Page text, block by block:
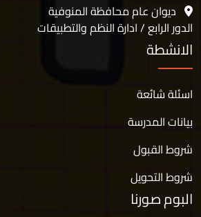
ديوان عام محافظة المنوفية
الدور الرابع / ادارة النظم والتطبيقات
الانشطة
اسئلة شائعة
بيانات المدرسة
شروط القبول
شروط التحويل
البوم صورنا